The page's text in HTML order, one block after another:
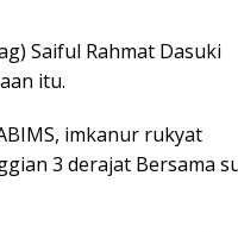
Saiful Rahmat Dasuki
itu.
imkanur rukyat
3 derajat Bersama